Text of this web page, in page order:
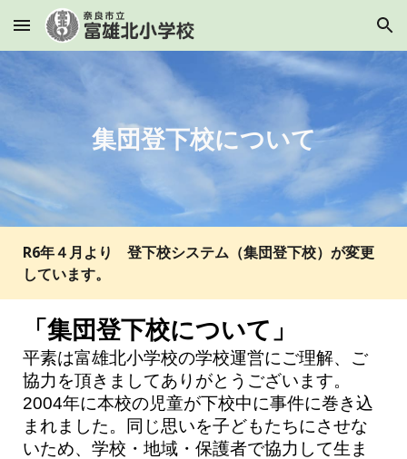
Skip to main content Skip to navigation
集団登下校について
R6年４月より 登下校システム（集団登下校）が変更
しています。
「集団登下校について」
平素は富雄北小学校の学校運営にご理解、ご
協力を頂きましてありがとうございます。
2004年に本校の児童が下校中に事件に巻き込
まれました。同じ思いを子どもたちにさせな
いため、学校・地域・保護者で協力して生ま